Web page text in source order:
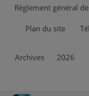
Règlement général
Plan du site
Archives 2026